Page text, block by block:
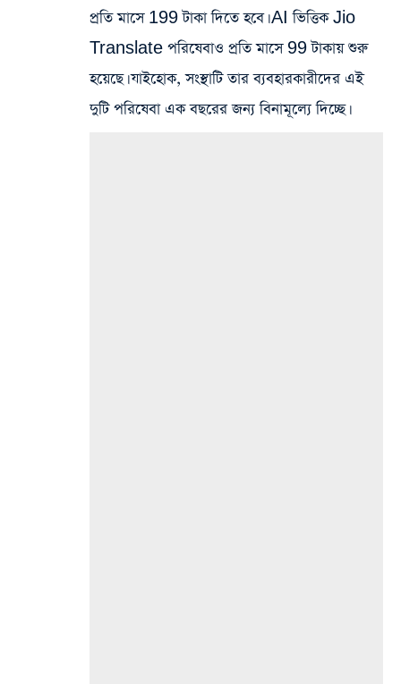
প্রতি মাসে 199 টাকা দিতে হবে। AI ভিত্তিক Jio
Translate পরিষেবাও প্রতি মাসে 99 টাকায় শুরু
হয়েছে। যাইহোক, সংস্থাটি তার ব্যবহারকারীদের এই
দুটি পরিষেবা এক বছরের জন্য বিনামূল্যে দিচ্ছে।